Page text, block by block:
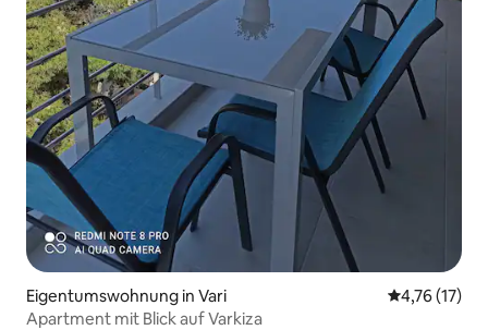
Eigentumswohnung in Vari
4,76 (17)
Apartment mit Blick auf Varkiza